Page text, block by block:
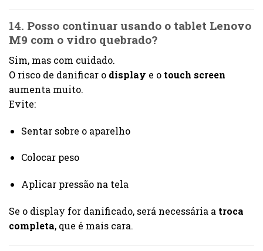
14. Posso continuar usando o tablet Lenovo
M9 com o vidro quebrado?
Sim, mas com cuidado.
O risco de danificar o display e o touch screen
aumenta muito.
Evite:
Sentar sobre o aparelho
Colocar peso
Aplicar pressão na tela
Se o display for danificado, será necessária a troca
completa, que é mais cara.